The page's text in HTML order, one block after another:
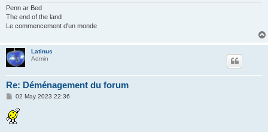
Penn ar Bed
The end of the land
Le commencement d'un monde
Latinus
Admin
Re: Déménagement du forum
P
s
t
02 May 2023 22:36